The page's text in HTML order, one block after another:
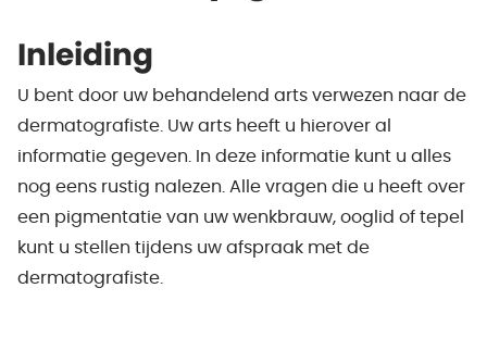
Inleiding
U bent door uw behandelend arts verwezen naar de
dermatografiste. Uw arts heeft u hierover al
informatie gegeven. In deze informatie kunt u alles
nog eens rustig nalezen. Alle vragen die u heeft over
een pigmentatie van uw wenkbrauw, ooglid of tepel
kunt u stellen tijdens uw afspraak met de
dermatografiste.